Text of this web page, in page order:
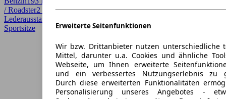
Erweiterte Seitenfunktionen
Wir bzw. Drittanbieter nutzen unterschiedliche
Mittel, darunter u.a. Cookies und ähnliche
Webseite, um Ihnen erweiterte
und ein verbessertes Nutzungserlebnis zu
Durch diese erweiterten Funktionalitäten
Personalisierung unseres Angebotes -
/ Roadster2 Türen
Lederausstattung, Scheckheftgepflegt, Sitzheizung, Sportpaket,
Sportsitze